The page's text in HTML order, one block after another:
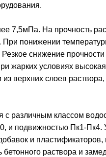
7,5мПа. На прочность
понижении
снижение
жарких условиях
верхних слоев
с различным классом
и подвижностью Пк1-Пк4.
и
бетонного раствора и